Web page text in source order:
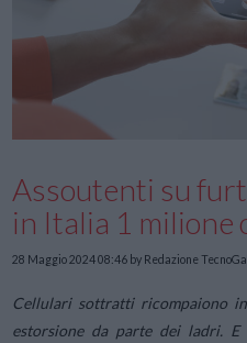
Assoutenti su
in Italia 1 milione
28 Maggio 2024 08:46 by Redazione
Cellulari sottratti ricompaiono
estorsione da parte dei ladri.